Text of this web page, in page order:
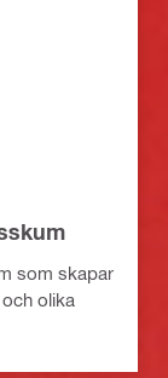
som skapar
olika